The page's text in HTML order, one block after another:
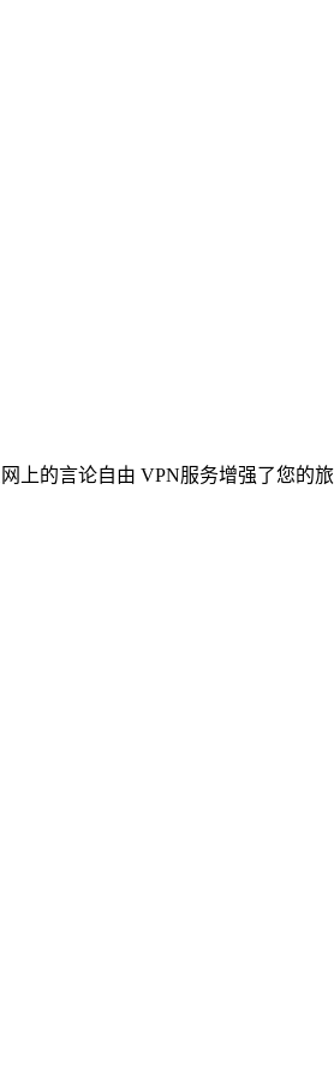
上的言论自由 VPN服务增强了您的